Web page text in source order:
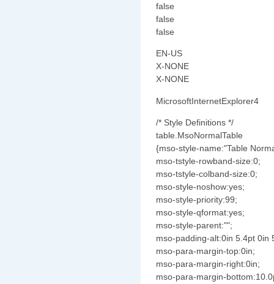
false
false
false
EN-US
X-NONE
X-NONE
MicrosoftInternetExplorer4
/* Style Definitions */
table.MsoNormalTable
{mso-style-name:"Table
mso-tstyle-rowband-size:0;
mso-tstyle-colband-size:0;
mso-style-noshow:yes;
mso-style-priority:99;
mso-style-qformat:yes;
mso-style-parent:"";
mso-padding-alt:0in 5.4pt 0in
mso-para-margin-top:0in;
mso-para-margin-right:0in;
mso-para-margin-